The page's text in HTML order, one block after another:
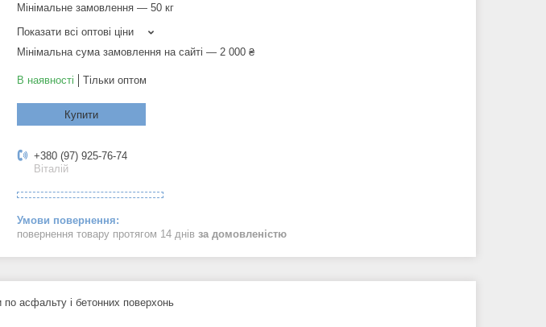
Мінімальне замовлення — 50 кг
Показати всі оптові ціни
Мінімальна сума замовлення на сайті — 2 000 ₴
В наявності Тільки оптом
Купити
+380 (97) 925-76-74
Віталій
повернення товару протягом 14 днів за домовленістю
асфальту і бетонних поверхонь